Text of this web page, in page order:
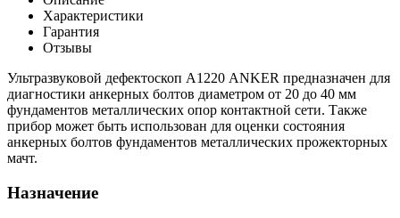
Характеристики
Гарантия
Отзывы
Ультразвуковой дефектоскоп А1220 ANKER предназначен для
диагностики анкерных болтов диаметром от 20 до 40 мм
фундаментов металлических опор контактной сети. Также
прибор может быть использован для оценки состояния
анкерных болтов фундаментов металлических прожекторных
мачт.
Назначение